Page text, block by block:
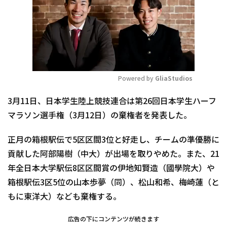
Mute
Powered by GliaStudios
3月11日、日本学生陸上競技連合は第26回日本学生ハーフ
マラソン選手権（3月12日）の棄権者を発表した。
正月の箱根駅伝で5区区間3位と好走し、チームの準優勝に
貢献した阿部陽樹（中大）が出場を取りやめた。また、21
年全日本大学駅伝8区区間賞の伊地知賢造（國學院大）や
箱根駅伝3区5位の山本歩夢（同）、松山和希、梅崎蓮（と
もに東洋大）なども棄権する。
広告の下にコンテンツが続きます